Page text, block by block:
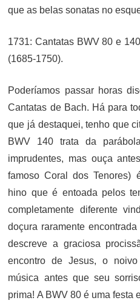
que as belas sonatas no
1731: Cantatas BWV 80 e
(1685-1750).
Poderíamos passar horas
Cantatas de Bach. Há para
que já destaquei, tenho que
BWV 140 trata da
imprudentes, mas ouça
famoso Coral dos Tenores)
hino que é entoada pelos
completamente diferente
doçura raramente
descreve a graciosa
encontro de Jesus, o
música antes que seu
prima! A BWV 80 é uma festa